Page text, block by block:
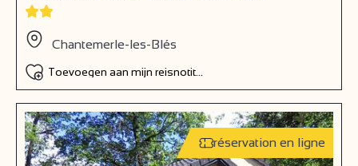
Chantemerle-les-Blés
Toevoegen aan mijn reisnotitieboek
réservation en ligne